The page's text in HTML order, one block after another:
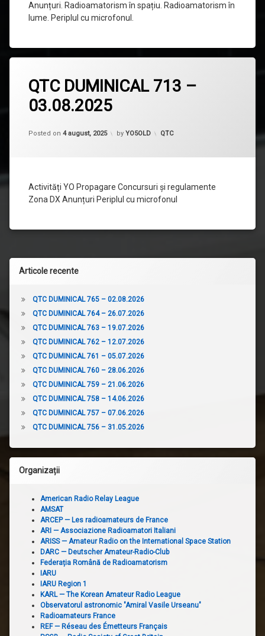
Anunțuri. Radioamatorism în spațiu. Radioamatorism în
lume. Periplul cu microfonul.
QTC DUMINICAL 713 –
03.08.2025
Posted on 4 august, 2025 by YO5OLD Categorii:
QTC
Activități YO Propagare Concursuri și regulamente
Zona DX Anunțuri Periplul cu microfonul
un
comentariu
la
QTC
713
Articole recente
QTC DUMINICAL 765 – 02.08.2026
QTC DUMINICAL 764 – 26.07.2026
QTC DUMINICAL 763 – 19.07.2026
QTC DUMINICAL 762 – 12.07.2026
QTC DUMINICAL 761 – 05.07.2026
QTC DUMINICAL 760 – 28.06.2026
QTC DUMINICAL 759 – 21.06.2026
QTC DUMINICAL 758 – 14.06.2026
QTC DUMINICAL 757 – 07.06.2026
QTC DUMINICAL 756 – 31.05.2026
Organizații
American Radio Relay League
AMSAT
ARCEP — Les radioamateurs de France
ARI — Associazione Radioamatori Italiani
ARISS — Amateur Radio on the International Space Station
DARC — Deutscher Amateur-Radio-Club
Federația Română de Radioamatorism
IARU
IARU Region 1
KARL — The Korean Amateur Radio League
Observatorul astronomic "Amiral Vasile Urseanu"
Radioamateurs France
REF — Réseau des Émetteurs Français